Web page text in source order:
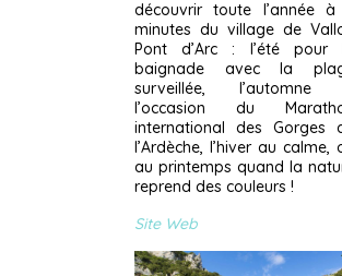
découvrir toute l’année
minutes du village de
Pont d’Arc : l’été pour
baignade avec la
surveillée, l’automne
l’occasion du
international des Gorges
l’Ardèche, l’hiver au calme,
au printemps quand la
reprend des couleurs !
Site Web